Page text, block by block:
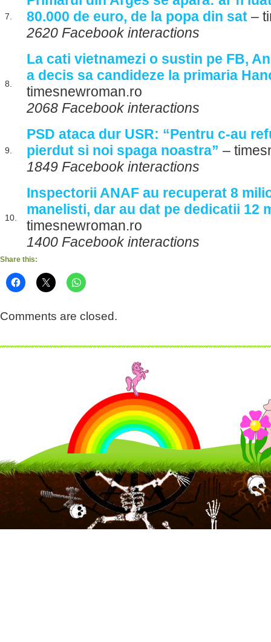
7.
80.000 de euro, de la popa din sat –
2620 Facebook interactions
8.
La cati vietnamezi o sustin pe FB,
a decis sa candideze la primaria
timesnewroman.ro
2068 Facebook interactions
9.
PSD ataca dur USR: “Pentru c-au
pierdut si noi spaga noastra” –
1849 Facebook interactions
10.
Inspectorii ANAF au recuperat 8
manelisti, dar au dat pe dedicatii 12
timesnewroman.ro
1400 Facebook interactions
Share this:
Comments are closed.